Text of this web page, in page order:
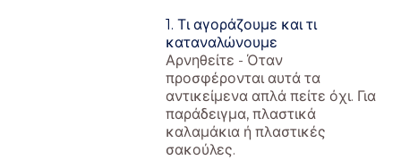
1. Τι αγοράζουμε και τι
καταναλώνουμε
Αρνηθείτε - Όταν
προσφέρονται αυτά τα
αντικείμενα απλά πείτε όχι. Για
παράδειγμα, πλαστικά
καλαμάκια ή πλαστικές
σακούλες.